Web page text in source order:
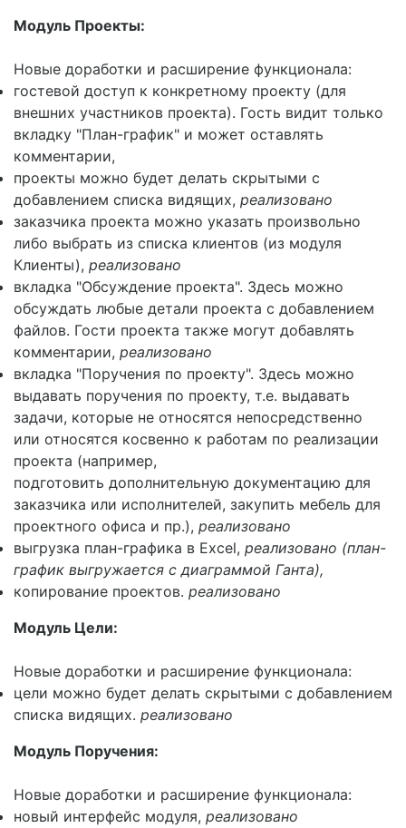
Модуль Проекты:
Новые доработки и расширение функционала:
гостевой доступ к конкретному проекту (для
внешних участников проекта). Гость видит только
вкладку "План-график" и может оставлять
комментарии,
проекты можно будет делать скрытыми с
добавлением списка видящих, реализовано
заказчика проекта можно указать произвольно
либо выбрать из списка клиентов (из модуля
Клиенты), реализовано
вкладка "Обсуждение проекта". Здесь можно
обсуждать любые детали проекта с добавлением
файлов. Гости проекта также могут добавлять
комментарии, реализовано
вкладка "Поручения по проекту". Здесь можно
выдавать поручения по проекту, т.е. выдавать
задачи, которые не относятся непосредственно
или относятся косвенно к работам по реализации
проекта (например,
подготовить дополнительную документацию для
заказчика или исполнителей, закупить мебель для
проектного офиса и пр.), реализовано
выгрузка план-графика в Excel, реализовано (план-
график выгружается с диаграммой Ганта),
копирование проектов. реализовано
Модуль Цели:
Новые доработки и расширение функционала:
цели можно будет делать скрытыми с добавлением
списка видящих. реализовано
Модуль Поручения:
Новые доработки и расширение функционала:
новый интерфейс модуля, реализовано